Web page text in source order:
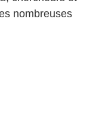
nombreuses